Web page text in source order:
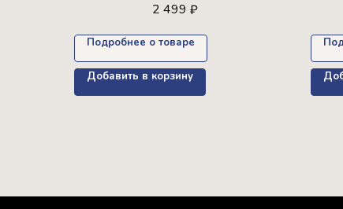
Доступна для покупки только 30 раз +
пресет в подарок
2 499 ₽
Подробнее о товаре
Добавить в корзину